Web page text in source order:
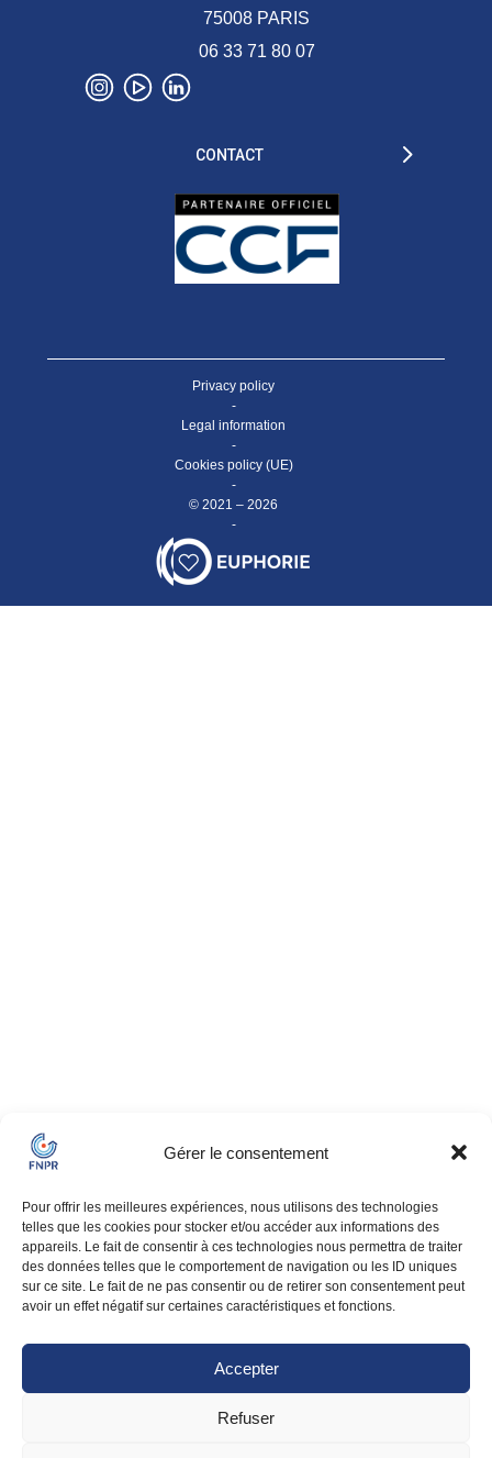
Gérer le consentement
Pour offrir les meilleures expériences, nous utilisons des technologies
telles que les cookies pour stocker et/ou accéder aux informations des
appareils. Le fait de consentir à ces technologies nous permettra de traiter
des données telles que le comportement de navigation ou les ID uniques
sur ce site. Le fait de ne pas consentir ou de retirer son consentement peut
avoir un effet négatif sur certaines caractéristiques et fonctions.
Accepter
Refuser
75008 PARIS
06 33 71 80 07
CONTACT
Privacy policy
-
Legal information
-
Cookies policy (UE)
-
© 2021 – 2026
-